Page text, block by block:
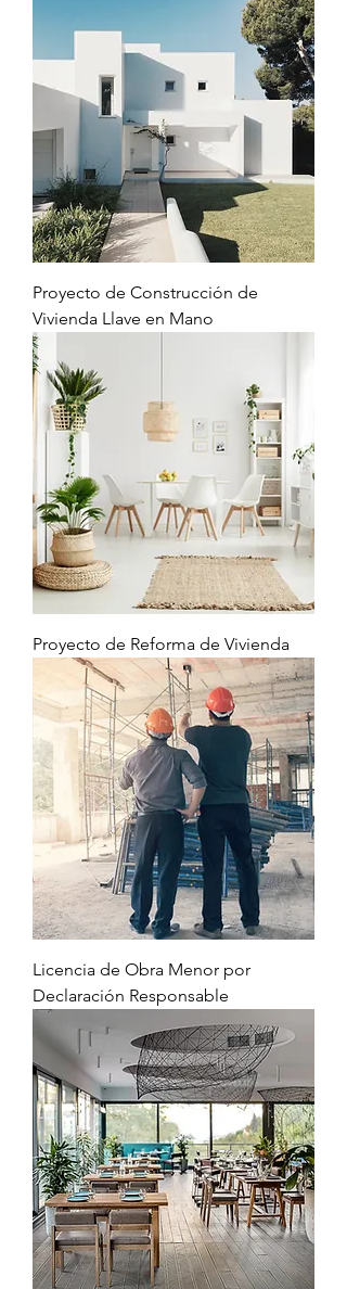
Proyecto de Construcción de
Vivienda Llave en Mano
Proyecto de Reforma de Vivienda
Licencia de Obra Menor por
Declaración Responsable